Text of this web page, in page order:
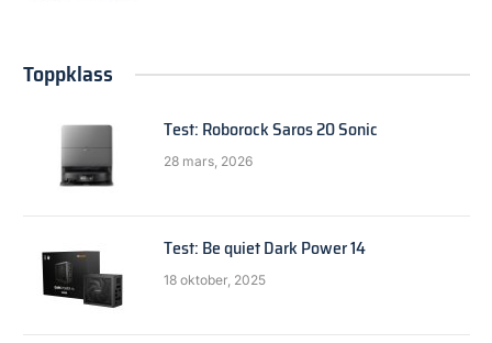
Toppklass
Test: Roborock Saros 20 Sonic
28 mars, 2026
Test: Be quiet Dark Power 14
18 oktober, 2025